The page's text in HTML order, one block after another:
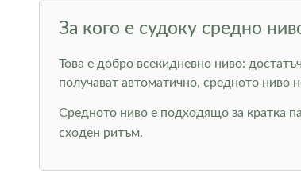
За кого е судоку средно
Това е добро всекидневно ниво:
получават автоматично, средното ниво
Средното ниво е подходящо за кратка
сходен ритъм.